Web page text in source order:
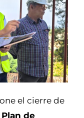
el cierre de
Plan de